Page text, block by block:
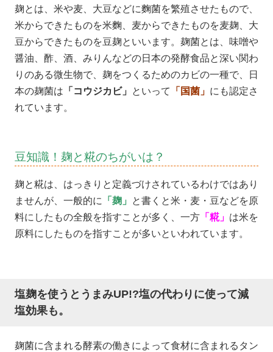
麹とは、米や麦、大豆などに麴菌を繁殖させたもので、
米からできたものを米麴、麦からできたものを麦麹、大
豆からできたものを豆麹といいます。麹菌とは、味噌や
醤油、酢、酒、みりんなどの日本の発酵食品と深い関わ
りのある微生物で、麹をつくるためのカビの一種で、日
本の麹菌は 「コウジカビ」 といって 「国菌」 にも認定さ
れています。
豆知識！麹と糀のちがいは？
麹と糀は、はっきりと定義づけされているわけではあり
ませんが、一般的に
「麹」
と書くと米・麦・豆などを原
料にしたもの全般を指すことが多く、一方「糀」 は米を
原料にしたものを指すことが多いといわれています。
塩麹を使うとうまみUP!?塩の代わりに使って減
塩効果も。
麹菌に含まれる酵素の働きによって食材に含まれるタン